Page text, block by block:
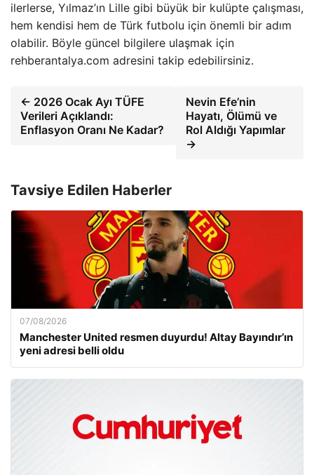
ilerlerse, Yılmaz’ın Lille gibi büyük bir kulüpte çalışması,
hem kendisi hem de Türk futbolu için önemli bir adım
olabilir. Böyle güncel bilgilere ulaşmak için
rehberantalya.com adresini takip edebilirsiniz.
← 2026 Ocak Ayı TÜFE
Verileri Açıklandı:
Enflasyon Oranı Ne Kadar?
Nevin Efe’nin
Hayatı, Ölümü ve
Rol Aldığı Yapımlar
→
Tavsiye Edilen Haberler
07/08/2026
Manchester United resmen duyurdu! Altay Bayındır’ın
yeni adresi belli oldu